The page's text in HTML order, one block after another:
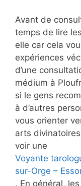
Avant de
temps de lire
elle car cela
expériences
d’une
médium à
si le gens
à d’autres
vous orienter
arts
voir une
Voyante
sur-Orge –
. En général,